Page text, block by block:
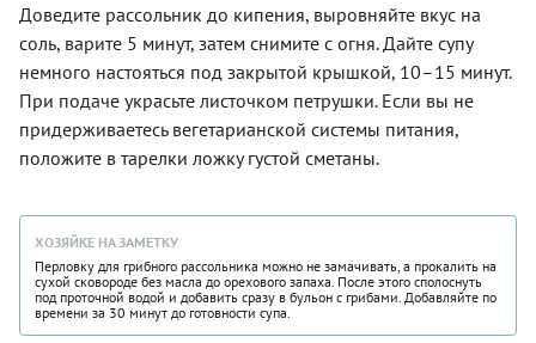
Доведите рассольник до кипения, выровняйте вкус на
соль, варите 5 минут, затем снимите с огня. Дайте супу
немного настояться под закрытой крышкой, 10–15 минут.
При подаче украсьте листочком петрушки. Если вы не
придерживаетесь вегетарианской системы питания,
положите в тарелки ложку густой сметаны.
ХОЗЯЙКЕ НА ЗАМЕТКУ
Перловку для грибного рассольника можно не замачивать, а прокалить на
сухой сковороде без масла до орехового запаха. После этого сполоснуть
под проточной водой и добавить сразу в бульон с грибами. Добавляйте по
времени за 30 минут до готовности супа.